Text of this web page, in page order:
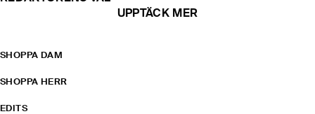
UPPTÄCK MER
SHOPPA DAM
SHOPPA HERR
EDITS